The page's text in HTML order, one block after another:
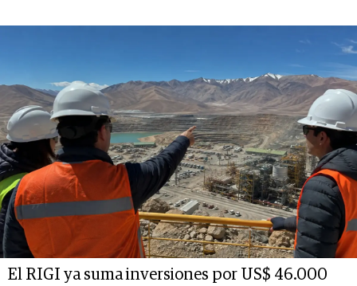
El RIGI ya suma inversiones por US$ 46.000